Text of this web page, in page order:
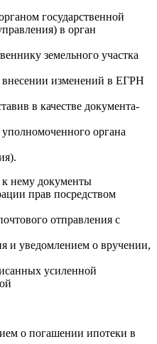
государственной
в орган
земельного участка
внесении изменений в ЕГРН
в качестве документа-
органа
к нему документы
прав посредством
отправления с
и уведомлением о вручении,
усиленной
о погашении ипотеки в